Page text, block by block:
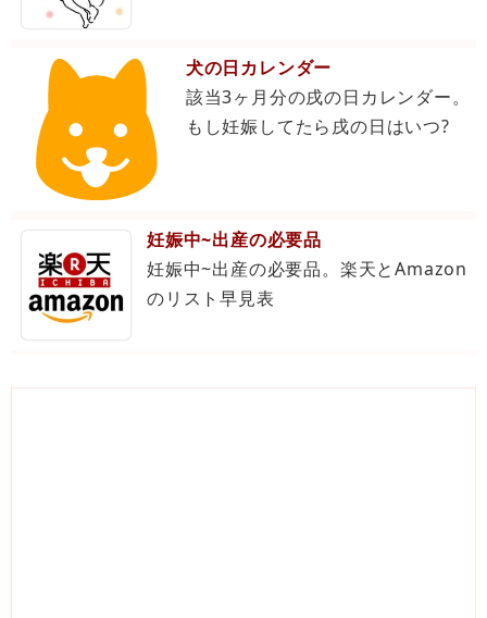
犬の日カレンダー
該当3ヶ月分の戌の日カレンダー。
もし妊娠してたら戌の日はいつ?
妊娠中~出産の必要品
妊娠中~出産の必要品。楽天とAmazon
のリスト早見表